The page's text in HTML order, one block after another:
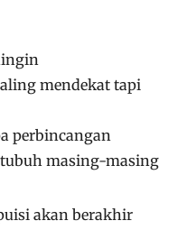
mendekat tapi
perbincangan
masing-masing
akan berakhir